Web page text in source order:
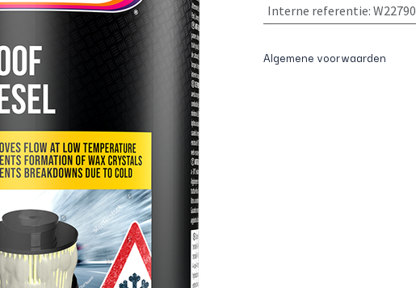
Interne referentie: W22790
Algemene voorwaarden